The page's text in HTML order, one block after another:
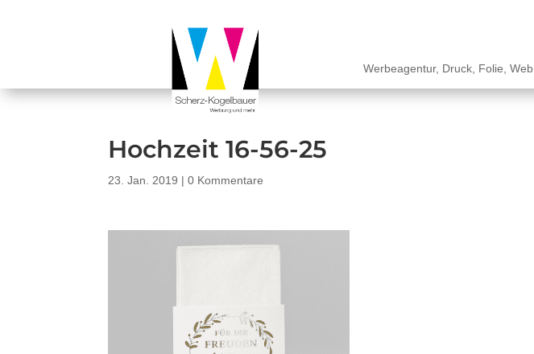
Werbeagentur, Druck, Folie, Web
Hochzeit 16-56-25
23. Jan. 2019 |0 Kommentare